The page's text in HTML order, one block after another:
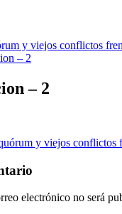
y viejos conflictos
– 2
– 2
y viejos conflictos
electrónico no será